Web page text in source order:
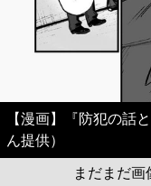
【漫画】『防犯の話
ん提供）
まだまだ画